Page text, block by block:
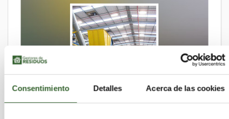
Consentimiento Detalles Acerca de las cookies